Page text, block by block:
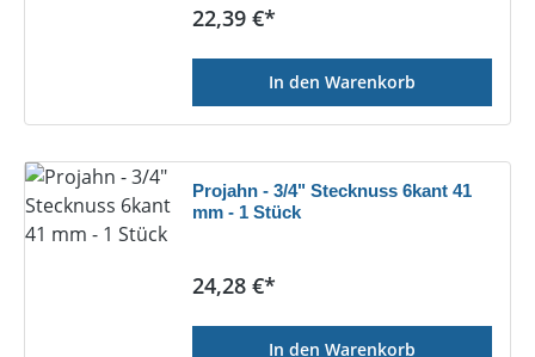
Regulärer Preis:
22,39 €*
In den Warenkorb
Projahn - 3/4" Stecknuss 6kant 41
mm - 1 Stück
Regulärer Preis:
24,28 €*
In den Warenkorb